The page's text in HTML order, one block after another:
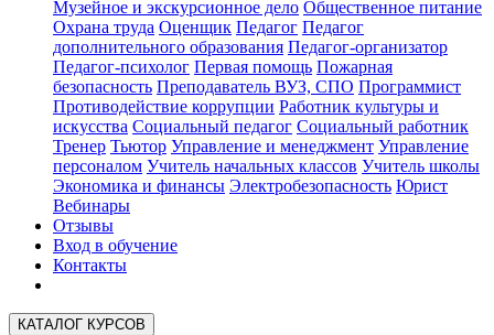
Музейное и экскурсионное дело Общественное питание
Охрана труда Оценщик Педагог Педагог
дополнительного образования Педагог-организатор
Педагог-психолог Первая помощь Пожарная
безопасность Преподаватель ВУЗ, СПО Программист
Противодействие коррупции Работник культуры и
искусства Социальный педагог Социальный работник
Тренер Тьютор Управление и менеджмент Управление
персоналом Учитель начальных классов Учитель школы
Экономика и финансы Электробезопасность Юрист
Вебинары
Отзывы
Вход в обучение
Контакты
КАТАЛОГ КУРСОВ